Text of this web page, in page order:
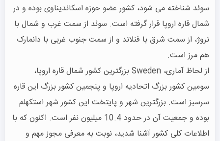
سوئد شناخته می شود، کشور عضو حوزه اسکاندیناوی بوده و در
شمال قاره اروپا قرار گرفته است. سوئد از سمت غرب و شمال با
نروژ، از سمت شرق با فنلاند و از سمت جنوب غربی با دانمارک
هم مرز است.
از لحاظ آماری، Sweden بزرگترین کشور شمال قاره اروپا،
سومین کشور بزرگ اتحادیه اروپا و پنجمین کشور بزرگ این قاره
سرسبز است. بزرگترین شهر و پایتخت این کشور شهر استکهلم
بوده و جمعیت آن در حدود 10.4 میلیون نفر است. اکنون که با
اطلاعات کلی کشور آشنا شدید، نوبت به معرفی مجوز مهم و